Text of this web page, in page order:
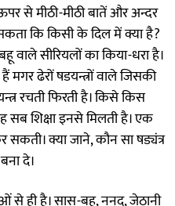
से मीठी-मीठी बातें और अन्दर
कि किसी के दिल में क्या है?
वाले सीरियलों का किया-धरा है।
मगर ढेरों षडयन्त्रों वाले जिसकी
रचती फिरती है। किसे किस
सब शिक्षा इनसे मिलती है। एक
क्या जाने, कौन सा षड्यंत्र
दे।
से ही है। सास-बहू, ननद, जेठानी